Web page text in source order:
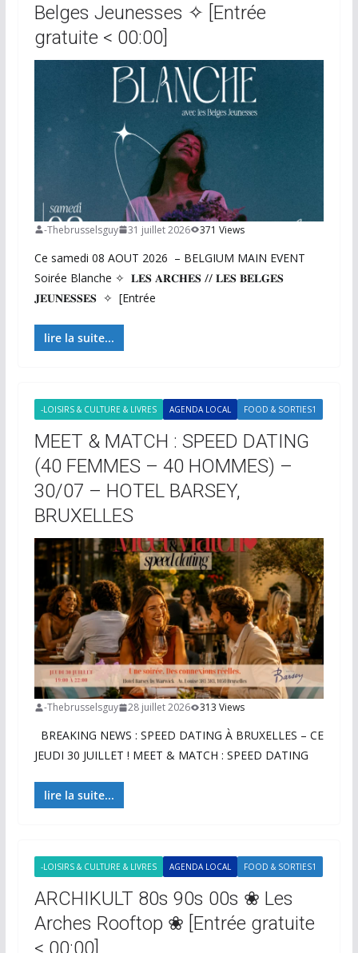
Belges Jeunesses ✧ [Entrée
gratuite < 00:00]
-Thebrusselsguy 31 juillet 2026 371 Views
Ce samedi 08 AOUT 2026 – BELGIUM MAIN EVENT
Soirée Blanche ✧ 𝐋𝐄𝐒 𝐀𝐑𝐂𝐇𝐄𝐒 // 𝐋𝐄𝐒 𝐁𝐄𝐋𝐆𝐄𝐒
𝐉𝐄𝐔𝐍𝐄𝐒𝐒𝐄𝐒 ✧ [Entrée
lire la suite...
-LOISIRS & CULTURE & LIVRES AGENDA LOCAL FOOD & SORTIES1
MEET & MATCH : SPEED DATING
(40 FEMMES – 40 HOMMES) –
30/07 – HOTEL BARSEY,
BRUXELLES
-Thebrusselsguy 28 juillet 2026 313 Views
BREAKING NEWS : SPEED DATING À BRUXELLES – CE
JEUDI 30 JUILLET ! MEET & MATCH : SPEED DATING
lire la suite...
-LOISIRS & CULTURE & LIVRES AGENDA LOCAL FOOD & SORTIES1
ARCHIKULT 80s 90s 00s ❀ Les
Arches Rooftop ❀ [Entrée gratuite
< 00:00]